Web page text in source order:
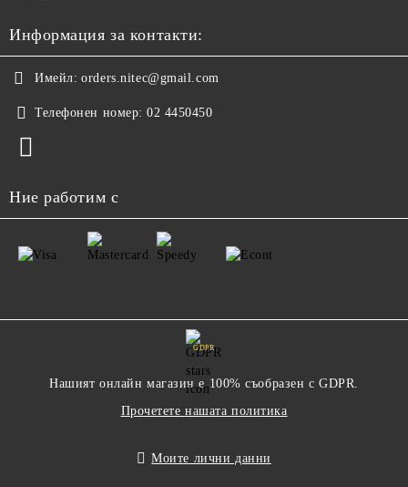
Информация за контакти:
Имейл: orders.nitec@gmail.com
Телефонен номер: 02 4450450
Ние работим с
GDPR
Нашият онлайн магазин е 100% съобразен с GDPR.
Прочетете нашата политика
Моите лични данни